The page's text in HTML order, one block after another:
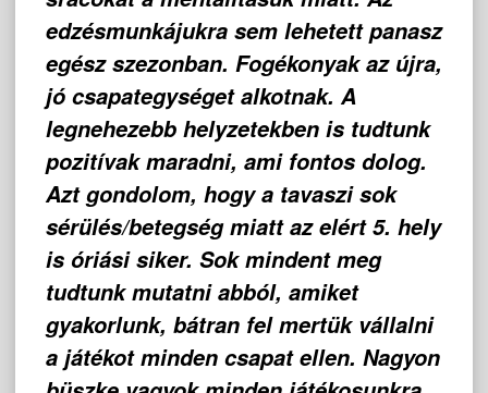
edzésmunkájukra sem lehetett panasz
egész szezonban. Fogékonyak az újra,
jó csapategységet alkotnak. A
legnehezebb helyzetekben is tudtunk
pozitívak maradni, ami fontos dolog.
Azt gondolom, hogy a tavaszi sok
sérülés/betegség miatt az elért 5. hely
is óriási siker. Sok mindent meg
tudtunk mutatni abból, amiket
gyakorlunk, bátran fel mertük vállalni
a játékot minden csapat ellen. Nagyon